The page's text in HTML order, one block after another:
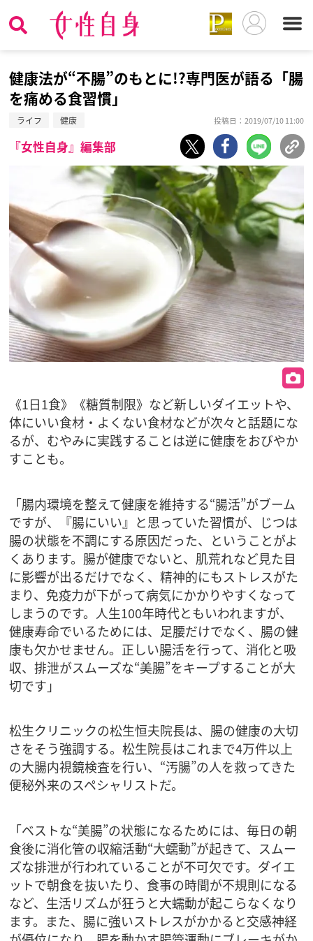
健康法が“不腸”のもとに!?専門医が語る「腸
を痛める食習慣」
ライフ 健康 投稿日：2019/07/10 11:00
『女性自身』編集部
《1日1食》《糖質制限》など新しいダイエットや、
体にいい食材・よくない食材などが次々と話題にな
るが、むやみに実践することは逆に健康をおびやか
すことも。
「腸内環境を整えて健康を維持する“腸活”がブーム
ですが、『腸にいい』と思っていた習慣が、じつは
腸の状態を不調にする原因だった、ということがよ
くあります。腸が健康でないと、肌荒れなど見た目
に影響が出るだけでなく、精神的にもストレスがた
まり、免疫力が下がって病気にかかりやすくなって
しまうのです。人生100年時代ともいわれますが、
健康寿命でいるためには、足腰だけでなく、腸の健
康も欠かせません。正しい腸活を行って、消化と吸
収、排泄がスムーズな“美腸”をキープすることが大
切です」
松生クリニックの松生恒夫院長は、腸の健康の大切
さをそう強調する。松生院長はこれまで4万件以上
の大腸内視鏡検査を行い、“汚腸”の人を救ってきた
便秘外来のスペシャリストだ。
「ベストな“美腸”の状態になるためには、毎日の朝
食後に消化管の収縮活動“大蠕動”が起きて、スムー
ズな排泄が行われていることが不可欠です。ダイエ
ットで朝食を抜いたり、食事の時間が不規則になる
など、生活リズムが狂うと大蠕動が起こらなくなり
ます。また、腸に強いストレスがかかると交感神経